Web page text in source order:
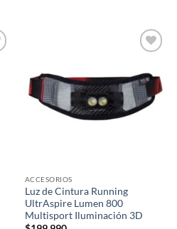
wishlist
ACCESORIOS
Luz de Cintura Running
UltrAspire Lumen 800
Multisport Iluminación 3D